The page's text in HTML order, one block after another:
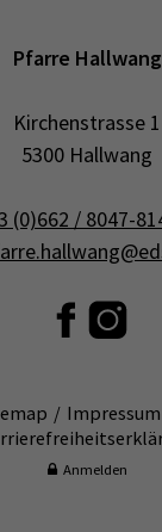
Pfarre Hallwang
Kirchenstrasse 1
5300 Hallwang
(0)662 / 8047-
Impressum
Anmelden